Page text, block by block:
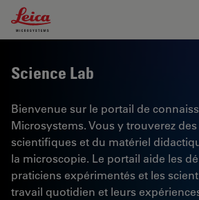
Leica Microsystems Logo
Science Lab
Bienvenue sur le portail de
Microsystems. Vous y trouverez
scientifiques et du matériel
la microscopie. Le portail aide les
praticiens expérimentés et les
travail quotidien et leurs